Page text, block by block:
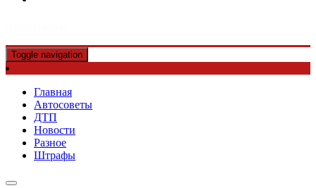
Toggle navigation
Главная
Автосоветы
ДТП
Новости
Разное
Штрафы